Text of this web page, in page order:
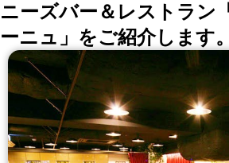
ニーズバー＆レストラン
ーニュ」をご紹介します。